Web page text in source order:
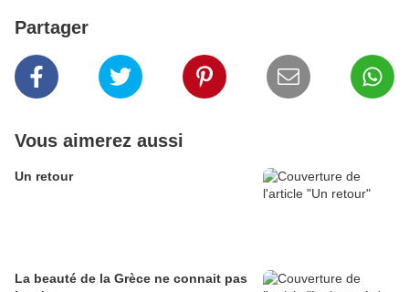
Partager
Vous aimerez aussi
Un retour
La beauté de la Grèce ne connait pas